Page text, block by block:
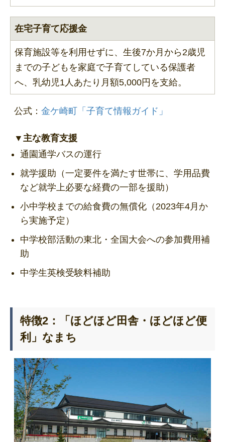
在宅子育て応援金
保育施設等を利用せずに、生後7か月から2歳児
までの子どもを家庭で子育てしている保護者
へ、乳幼児1人あたり月額5,000円を支給。
公式： 金ケ崎町「子育て情報ガイド」
▼主な教育支援
通園通学バスの運行
就学援助（一定要件を満たす世帯に、学用品費
など就学上必要な経費の一部を援助）
小中学校までの給食費の無償化（2023年4月か
ら実施予定）
中学校部活動の東北・全国大会への参加費用補
助
中学生英検受験料補助
特徴2：「ほどほど田舎・ほどほど便
利」なまち